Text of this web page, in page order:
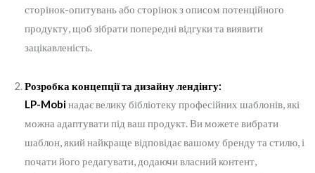
сторінок-опитувань або сторінок з описом потенційного
продукту, щоб зібрати попередні відгуки та виявити
зацікавленість.
Розробка концепції та дизайну лендінгу:
LP-Mobiнадає велику бібліотеку професійних шаблонів, які
можна адаптувати під ваш продукт. Ви можете вибрати
шаблон, який найкраще відповідає вашому бренду та стилю, і
почати його редагувати, додаючи власний контент,